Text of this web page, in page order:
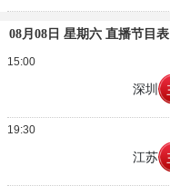
08月08日 星期六 直播节目表
15:00
深圳
19:30
江苏